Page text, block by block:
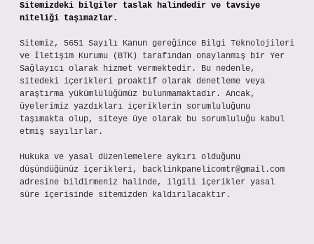
Sitemizdeki bilgiler taslak halindedir ve tavsiye
niteliği taşımazlar.
Sitemiz, 5651 Sayılı Kanun gereğince Bilgi Teknolojileri
ve İletişim Kurumu (BTK) tarafından onaylanmış bir Yer
Sağlayıcı olarak hizmet vermektedir. Bu nedenle,
sitedeki içerikleri proaktif olarak denetleme veya
araştırma yükümlülüğümüz bulunmamaktadır. Ancak,
üyelerimiz yazdıkları içeriklerin sorumluluğunu
taşımakta olup, siteye üye olarak bu sorumluluğu kabul
etmiş sayılırlar.
Hukuka ve yasal düzenlemelere aykırı olduğunu
düşündüğünüz içerikleri, backlinkpanelicomtr@gmail.com
adresine bildirmeniz halinde, ilgili içerikler yasal
süre içerisinde sitemizden kaldırılacaktır.